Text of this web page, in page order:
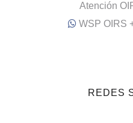
Atención
WSP OIRS
REDES